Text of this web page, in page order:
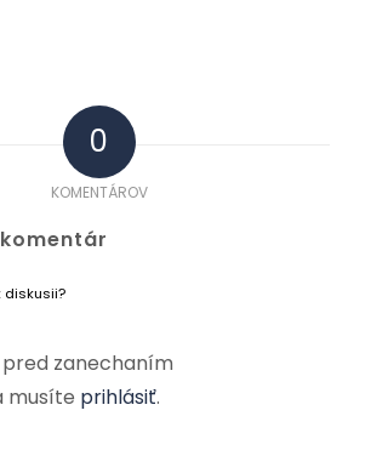
0
KOMENTÁROV
diskusii?
zanechaním
musíte prihlásiť.